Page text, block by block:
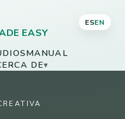
ESEN
EASY
MANUAL
DE▾